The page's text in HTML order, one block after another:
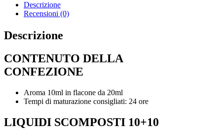
Descrizione
Recensioni (0)
Descrizione
CONTENUTO DELLA
CONFEZIONE
Aroma 10ml in flacone da 20ml
Tempi di maturazione consigliati: 24 ore
LIQUIDI SCOMPOSTI 10+10